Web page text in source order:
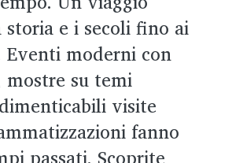
e i secoli fino ai
moderni con
su temi
visite
fanno